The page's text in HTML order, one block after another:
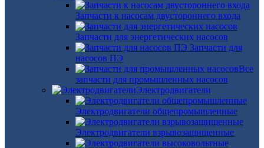
Запчасти к насосам двустороннего входа
Запчасти для энергетических насосов
Запчасти для
насосов ПЭ
Все
запчасти для промышленных насосов
Электродвигатели
Электродвигатели общепромышленные
Электродвигатели взрывозащищенные